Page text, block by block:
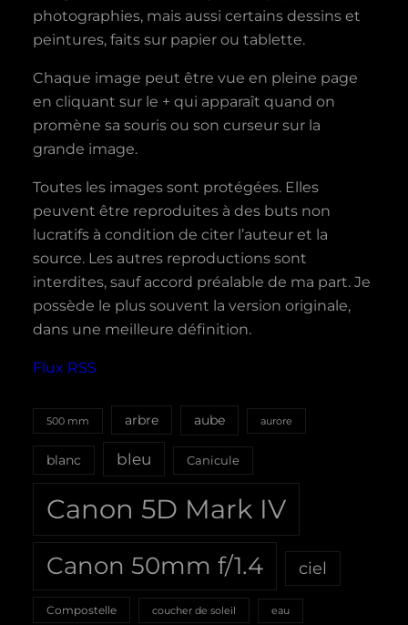
photographies, mais aussi certains dessins et
peintures, faits sur papier ou tablette.
Chaque image peut être vue en pleine page
en cliquant sur le + qui apparaît quand on
promène sa souris ou son curseur sur la
grande image.
Toutes les images sont protégées. Elles
peuvent être reproduites à des buts non
lucratifs à condition de citer l’auteur et la
source. Les autres reproductions sont
interdites, sauf accord préalable de ma part. Je
possède le plus souvent la version originale,
dans une meilleure définition.
Flux RSS
500 mm arbre aube aurore
blanc bleu Canicule
Canon 5D Mark IV
Canon 50mm f/1.4 ciel
Compostelle coucher de soleil eau